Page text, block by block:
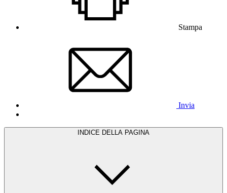
Stampa
Invia
INDICE DELLA PAGINA